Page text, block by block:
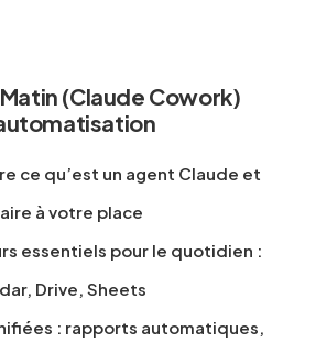
Matin (Claude Cowork)
ce qu’est un agent Claude et
à votre place
essentiels pour le quotidien :
Drive, Sheets
: rapports automatiques,